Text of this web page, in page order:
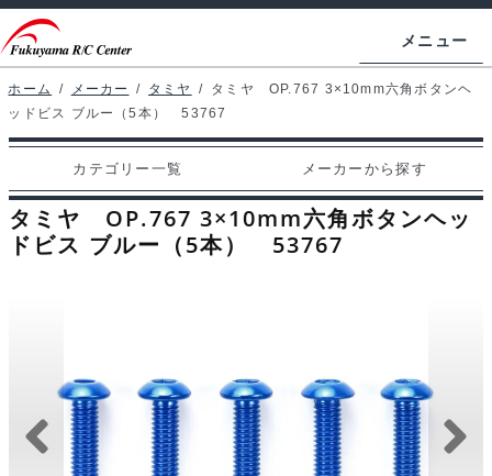
ビ
ゲ
ー
シ
ン
へ
ン
テ
ン
ツ
ス
キ
メニュー
ホームページ
マイアカウント
カート
支払い
お問い合わせ
ホーム / メーカー / タミヤ / タミヤ OP.767 3×10mm六角ボタンヘ
ッドビス ブルー（5本） 53767
カテゴリー一覧 メーカーから探す
タミヤ OP.767 3×10mm六角ボタンヘッ
ドビス ブルー（5本） 53767